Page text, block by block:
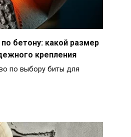
бетону: какой размер
крепления
по выбору биты для